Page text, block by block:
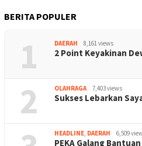
BERITA POPULER
1 DAERAH 8,161 views
2 Point Keyakinan
2 OLAHRAGA 7,403 views
Sukses Lebarkan
HEADLINE, DAERAH 6,509
PEKA Galang